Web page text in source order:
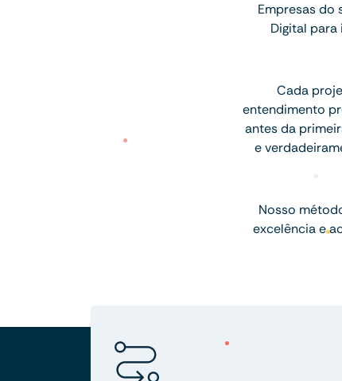
Empresas do
Digital
Cada
entendimento
antes da
e
Nosso
excelência e